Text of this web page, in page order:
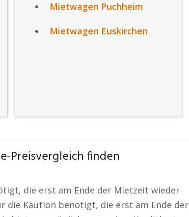
Mietwagen Puchheim
Mietwagen Euskirchen
Preisvergleich finden
die erst am Ende der Mietzeit wieder
die Kaution benötigt, die erst am Ende der